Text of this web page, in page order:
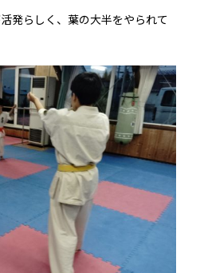
発らしく、葉の大半をやられて